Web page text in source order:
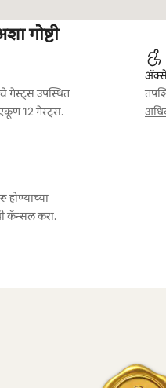
गोष्टी
गेस्ट्स उपस्थित
12 गेस्ट्स.
होण्याच्या
कॅन्सल करा.